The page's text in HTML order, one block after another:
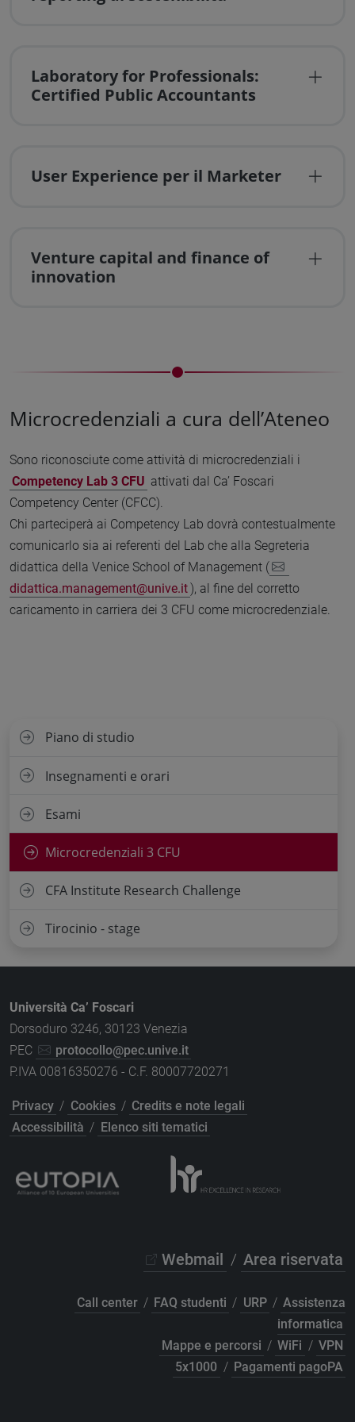
Laboratory for Professionals:
Certified Public Accountants
User Experience per il Marketer
Venture capital and finance of
innovation
Microcredenziali a cura dell’Ateneo
Sono riconosciute come attività di microcredenziali i
Competency Lab 3 CFU attivati dal Ca’ Foscari
Competency Center (CFCC).
Chi parteciperà ai Competency Lab dovrà contestualmente
comunicarlo sia ai referenti del Lab che alla Segreteria
didattica della Venice School of Management (
didattica.management@unive.it), al fine del corretto
caricamento in carriera dei 3 CFU come microcredenziale.
Piano di studio
Insegnamenti e orari
Esami
Microcredenziali 3 CFU
CFA Institute Research Challenge
Tirocinio - stage
Università Ca’ Foscari
Dorsoduro 3246, 30123 Venezia
PEC
protocollo@pec.unive.it
P.IVA 00816350276 - C.F. 80007720271
Privacy / Cookies / Credits e note legali
Accessibilità / Elenco siti tematici
Webmail / Area riservata
Call center / FAQ studenti / URP / Assistenza
informatica
Mappe e percorsi / WiFi / VPN
5x1000 / Pagamenti pagoPA